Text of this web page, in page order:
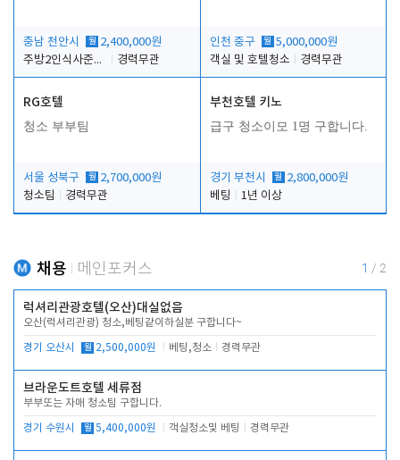
충남 천안시 월 2,400,000원
주방2인식사준비및청소린렌보조
경력무관
인천 중구 월 5,000,000원
객실 및 호텔청소
경력무관
RG호텔
청소 부부팀
서울 성북구 월 2,700,000원
청소팀
경력무관
부천호텔 키노
급구 청소이모 1명 구합니다.
경기 부천시 월 2,800,000원
베팅
1년 이상
채용 메인포커스 1 / 2
럭셔리관광호텔(오산)대실없음
오산(럭셔리관광) 청소,베팅같이하실분 구합니다~
경기 오산시 월 2,500,000원 베팅,청소 경력무관
브라운도트호텔 세류점
부부또는 자매 청소팀 구합니다.
경기 수원시 월 5,400,000원 객실청소및 베팅 경력무관